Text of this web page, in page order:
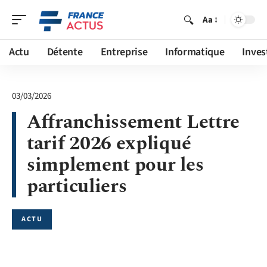
Aa
Actu Détente Entreprise Informatique
03/03/2026
Affranchissement Lettre
tarif 2026 expliqué
simplement pour les
particuliers
ACTU